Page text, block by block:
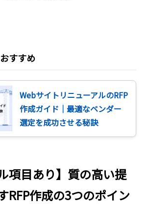
すすめ
WebサイトリニューアルのRFP
作成ガイド｜最適なベンダー
選定を成功させる秘訣
項目あり】質の高い提
RFP作成の3つのポイン